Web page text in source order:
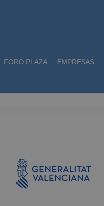
FORO PLAZA EMPRESAS